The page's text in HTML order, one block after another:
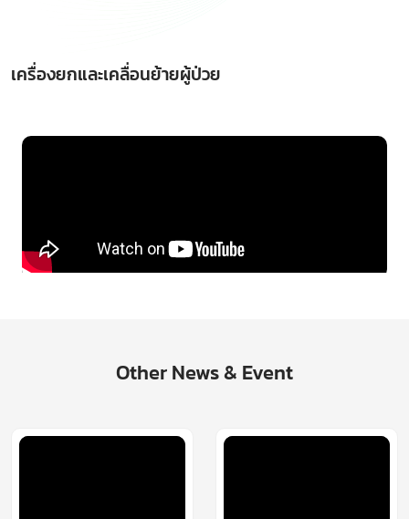
เครื่องยกและเคลื่อนย้ายผู้ป่วย
Other News & Event